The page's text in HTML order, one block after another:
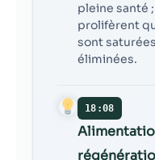
pleine santé
prolifèrent
sont
éliminées.
18:08